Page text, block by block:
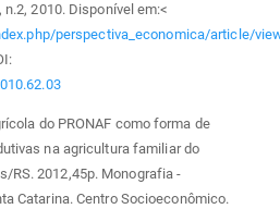
2010. Disponível em:<
perspectiva_economica/article/
do PRONAF como forma de
na agricultura familiar do
RS. 2012,45p. Monografia -
Catarina. Centro Socioeconômico.